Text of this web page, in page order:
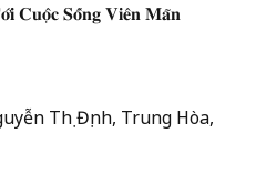
𝐂𝐮𝐨̣̂𝐜 𝐒𝐨̂́𝐧𝐠 𝐕𝐢𝐞̂𝐧 𝐌𝐚̃𝐧
Thị Định, Trung Hòa,